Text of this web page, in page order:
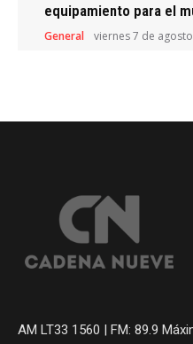
equipamiento para el
General viernes 7 de
AM LT33 1560 | FM: 89.9